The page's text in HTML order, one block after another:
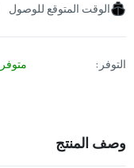
الوقت المتوقع للوصول
التوفر: متوفر
وصف المنتج